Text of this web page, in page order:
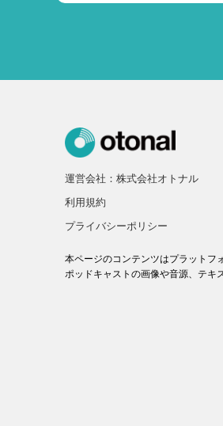
運営会社：株式会社オトナル
利用規約
プライバシーポリシー
本ページのコンテンツはプラットフ
ポッドキャストの画像や音源、テキ